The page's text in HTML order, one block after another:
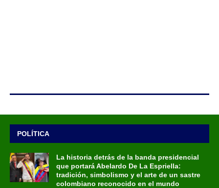
POLÍTICA
La historia detrás de la banda presidencial
que portará Abelardo De La Espriella:
tradición, simbolismo y el arte de un sastre
colombiano reconocido en el mundo